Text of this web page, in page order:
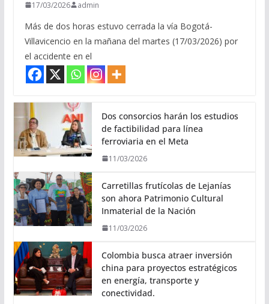
17/03/2026 admin
Más de dos horas estuvo cerrada la vía Bogotá-
Villavicencio en la mañana del martes (17/03/2026) por
el accidente en el
Dos consorcios harán los estudios
de factibilidad para línea
ferroviaria en el Meta
11/03/2026
Carretillas frutícolas de Lejanías
son ahora Patrimonio Cultural
Inmaterial de la Nación
11/03/2026
Colombia busca atraer inversión
china para proyectos estratégicos
en energía, transporte y
conectividad.